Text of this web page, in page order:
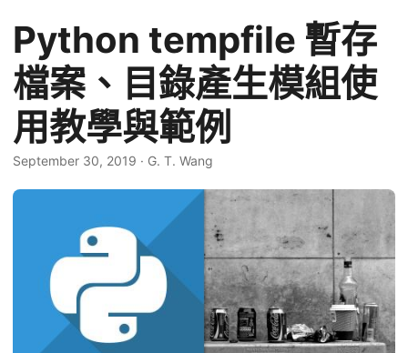
Python tempfile 暫存
檔案、目錄產生模組使
用教學與範例
September 30, 2019 · G. T. Wang